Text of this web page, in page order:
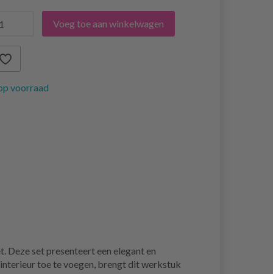
Voeg toe aan winkelwagen
voorraad
set presenteert een elegant en
toe te voegen, brengt dit werkstuk